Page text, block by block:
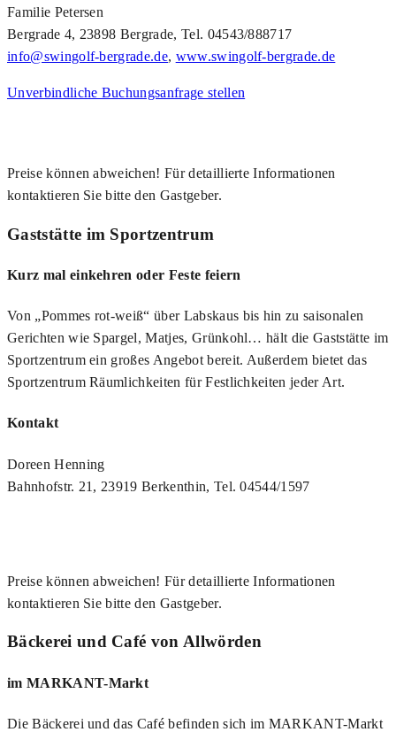
Familie Petersen
Bergrade 4, 23898 Bergrade, Tel. 04543/888717
info@swingolf-bergrade.de, www.swingolf-bergrade.de
Unverbindliche Buchungsanfrage stellen
Preise können abweichen! Für detaillierte Informationen
kontaktieren Sie bitte den Gastgeber.
Gaststätte im Sportzentrum
Kurz mal einkehren oder Feste feiern
Von „Pommes rot-weiß“ über Labskaus bis hin zu saisonalen
Gerichten wie Spargel, Matjes, Grünkohl… hält die Gaststätte im
Sportzentrum ein großes Angebot bereit. Außerdem bietet das
Sportzentrum Räumlichkeiten für Festlichkeiten jeder Art.
Kontakt
Doreen Henning
Bahnhofstr. 21, 23919 Berkenthin, Tel. 04544/1597
Preise können abweichen! Für detaillierte Informationen
kontaktieren Sie bitte den Gastgeber.
Bäckerei und Café von Allwörden
im MARKANT-Markt
Die Bäckerei und das Café befinden sich im MARKANT-Markt